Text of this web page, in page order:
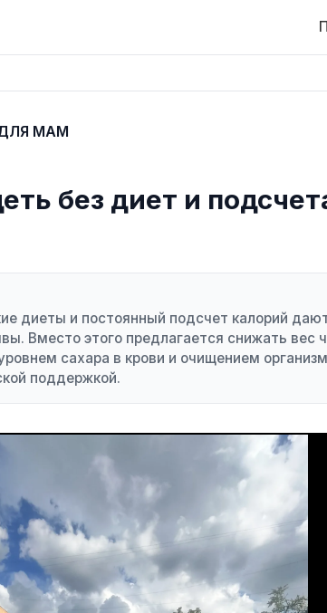
МАМ
без диет и
диеты и постоянный подсчет калорий
Вместо этого предлагается снижать вес
сахара в крови и очищением
поддержкой.